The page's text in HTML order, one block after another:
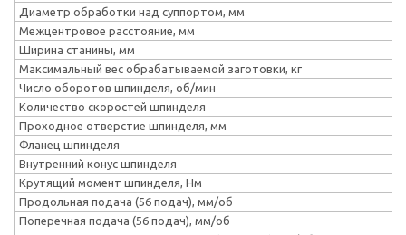
Диаметр обработки над суппортом, мм
Межцентровое расстояние, мм
Ширина станины, мм
Максимальный вес обрабатываемой заготовки, кг
Число оборотов шпинделя, об/мин
Количество скоростей шпинделя
Проходное отверстие шпинделя, мм
Фланец шпинделя
Внутренний конус шпинделя
Крутящий момент шпинделя, Нм
Продольная подача (56 подач), мм/об
Поперечная подача (56 подач), мм/об